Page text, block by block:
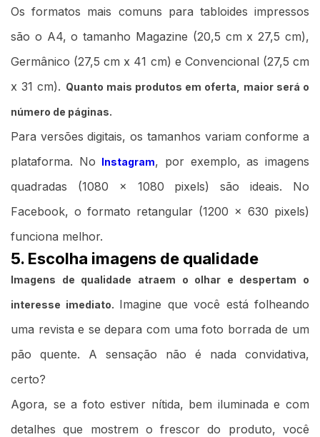
Os formatos mais comuns para tabloides impressos
são o A4, o tamanho Magazine (20,5 cm x 27,5 cm),
Germânico (27,5 cm x 41 cm) e Convencional (27,5 cm
x 31 cm). Quanto mais produtos em oferta, maior será o
número de páginas.
Para versões digitais, os tamanhos variam conforme a
plataforma. No Instagram, por exemplo, as imagens
quadradas (1080 x 1080 pixels) são ideais. No
Facebook, o formato retangular (1200 x 630 pixels)
funciona melhor.
5. Escolha imagens de qualidade
Imagens de qualidade atraem o olhar e despertam o
interesse imediato. Imagine que você está folheando
uma revista e se depara com uma foto borrada de um
pão quente. A sensação não é nada convidativa,
certo?
Agora, se a foto estiver nítida, bem iluminada e com
detalhes que mostrem o frescor do produto, você